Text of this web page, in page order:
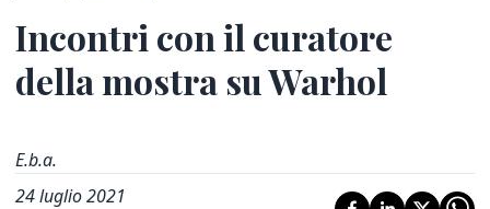
Incontri con il curatore
della mostra su Warhol
E.b.a.
24 luglio 2021